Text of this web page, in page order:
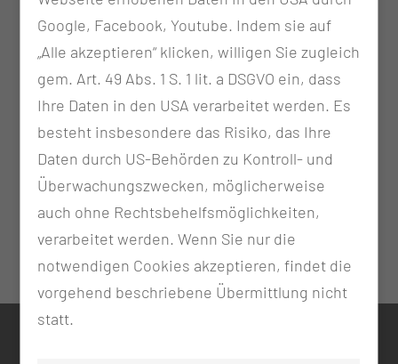
Google, Facebook, Youtube. Indem sie auf
„Alle akzeptieren“ klicken, willigen Sie zugleich
gem. Art. 49 Abs. 1 S. 1 lit. a DSGVO ein, dass
Ihre Daten in den USA verarbeitet werden. Es
besteht insbesondere das Risiko, das Ihre
Daten durch US-Behörden zu Kontroll- und
Überwachungszwecken, möglicherweise
auch ohne Rechtsbehelfsmöglichkeiten,
verarbeitet werden. Wenn Sie nur die
notwendigen Cookies akzeptieren, findet die
vorgehend beschriebene Übermittlung nicht
statt.